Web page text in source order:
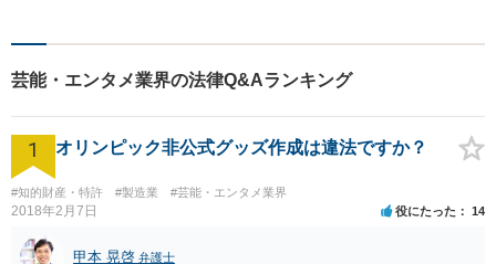
芸能・エンタメ業界の法律Q&Aランキング
1 オリンピック非公式グッズ作成は違法ですか？
#知的財産・特許 #製造業 #芸能・エンタメ業界
2018年2月7日 役にたった 14
甲本 晃啓 弁護士